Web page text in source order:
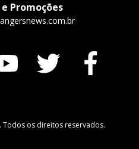
Promoções
Todos os direitos reservados.